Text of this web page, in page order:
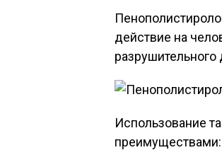
действие на
разрушительного
Использование
преимуществами: